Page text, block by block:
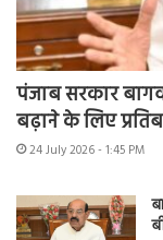
पंजाब सरकार
बढ़ाने के लिए
24 July 2026 - 1:45 PM